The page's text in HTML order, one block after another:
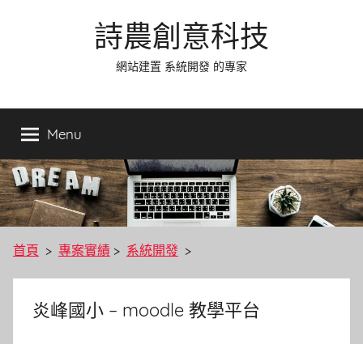
詩農創意科技
網站建置 系統開發 的專家
Menu
首頁 > 專案實績 > 系統開發 >
炎峰國小 – moodle 教學平台